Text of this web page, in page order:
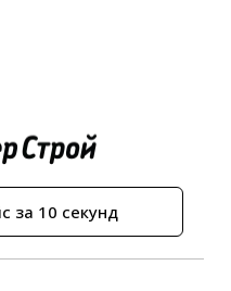
за 10 секунд